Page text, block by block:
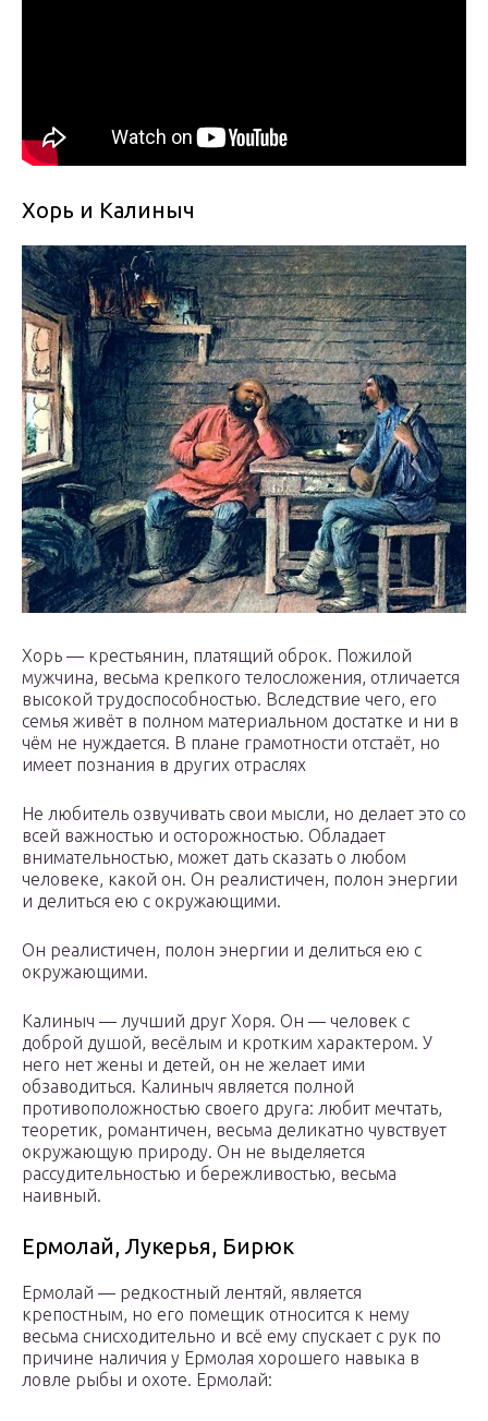
Хорь и Калиныч
Хорь — крестьянин, платящий оброк. Пожилой
мужчина, весьма крепкого телосложения, отличается
высокой трудоспособностью. Вследствие чего, его
семья живёт в полном материальном достатке и ни в
чём не нуждается. В плане грамотности отстаёт, но
имеет познания в других отраслях
Не любитель озвучивать свои мысли, но делает это со
всей важностью и осторожностью. Обладает
внимательностью, может дать сказать о любом
человеке, какой он. Он реалистичен, полон энергии
и делиться ею с окружающими.
Он реалистичен, полон энергии и делиться ею с
окружающими.
Калиныч — лучший друг Хоря. Он — человек с
доброй душой, весёлым и кротким характером. У
него нет жены и детей, он не желает ими
обзаводиться. Калиныч является полной
противоположностью своего друга: любит мечтать,
теоретик, романтичен, весьма деликатно чувствует
окружающую природу. Он не выделяется
рассудительностью и бережливостью, весьма
наивный.
Ермолай, Лукерья, Бирюк
Ермолай — редкостный лентяй, является
крепостным, но его помещик относится к нему
весьма снисходительно и всё ему спускает с рук по
причине наличия у Ермолая хорошего навыка в
ловле рыбы и охоте. Ермолай: